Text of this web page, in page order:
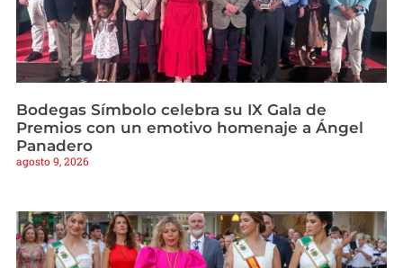
Bodegas Símbolo celebra su IX Gala de
Premios con un emotivo homenaje a Ángel
Panadero
agosto 9, 2026